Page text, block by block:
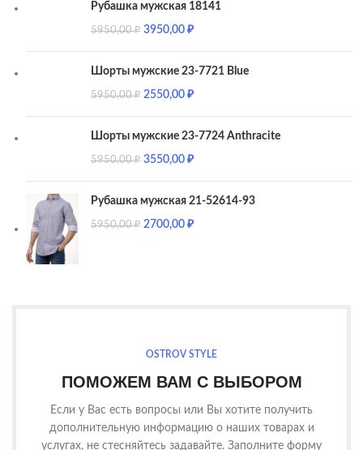
Рубашка мужская 18141
5950,00₽ 3950,00₽
Шорты мужские 23-7721 Blue
5950,00₽ 2550,00₽
Шорты мужские 23-7724 Anthracite
5950,00₽ 3550,00₽
Рубашка мужская 21-52614-93
5950,00₽ 2700,00₽
OSTROV STYLE
ПОМОЖЕМ ВАМ С ВЫБОРОМ
Если у Вас есть вопросы или Вы хотите получить
дополнительную информацию о наших товарах и
услугах, не стесняйтесь задавайте. Заполните форму